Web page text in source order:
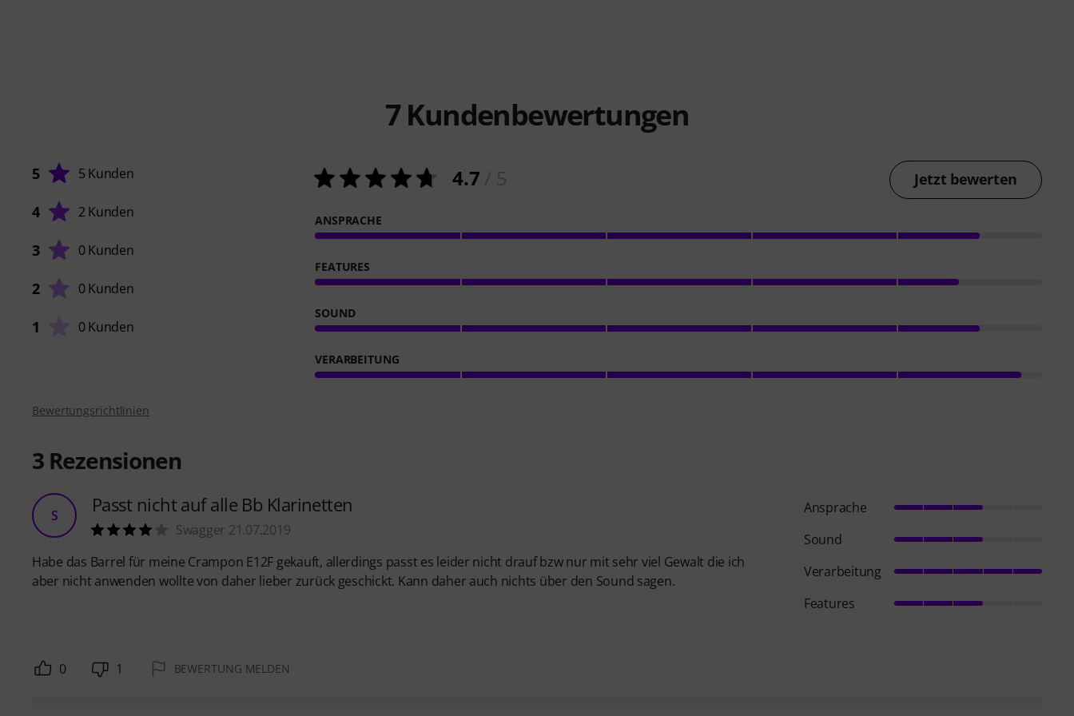
7Kundenbewertungen
5 5 Kunden
4 2 Kunden
3 0 Kunden
2 0 Kunden
1 0 Kunden
4.7 Jetzt bewerten
ANSPRACHE
FEATURES
SOUND
VERARBEITUNG
Bewertungsrichtlinien
3 Rezensionen
S Passt nicht auf alle Bb Klarinetten
Swagger 21.07.2019
Habe das Barrel für meine Crampon E12F gekauft, allerdings passt es leider nicht drauf bzw nur mit sehr viel Gewalt die ich
aber nicht anwenden wollte von daher lieber zurück geschickt. Kann daher auch nichts über den Sound sagen.
Ansprache
Sound
Verarbeitung
Features
0 1 BEWERTUNG MELDEN